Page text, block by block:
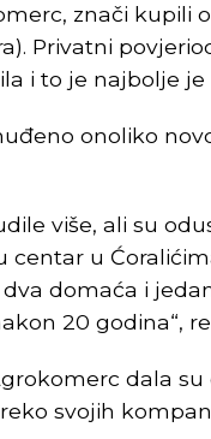
znači kupili
Privatni
i to je najbolje je
onoliko
više, ali su
centar u
domaća i
20 godina“,
dala
svojih